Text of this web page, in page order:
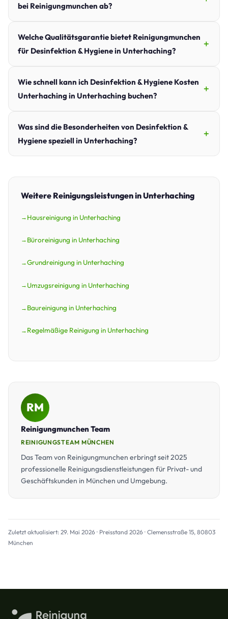
bei Reinigungmunchen ab?
Welche Qualitätsgarantie bietet Reinigungmunchen
für Desinfektion & Hygiene in Unterhaching?
Wie schnell kann ich Desinfektion & Hygiene Kosten
Unterhaching in Unterhaching buchen?
Was sind die Besonderheiten von Desinfektion &
Hygiene speziell in Unterhaching?
Weitere Reinigungsleistungen in Unterhaching
Hausreinigung in Unterhaching
Büroreinigung in Unterhaching
Grundreinigung in Unterhaching
Umzugsreinigung in Unterhaching
Baureinigung in Unterhaching
Regelmäßige Reinigung in Unterhaching
RM
Reinigungmunchen Team
REINIGUNGSTEAM MÜNCHEN
Das Team von Reinigungmunchen erbringt seit 2025
professionelle Reinigungsdienstleistungen für Privat- und
Geschäftskunden in München und Umgebung.
Zuletzt aktualisiert: 29. Mai 2026 · Preisstand 2026 · Clemensstraße 15, 80803
München